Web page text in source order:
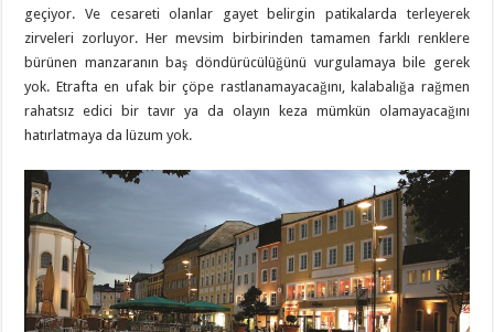
geçiyor. Ve cesareti olanlar gayet belirgin patikalarda terleyerek
zirveleri zorluyor. Her mevsim birbirinden tamamen farklı renklere
bürünen manzaranın baş döndürücülüğünü vurgulamaya bile gerek
yok. Etrafta en ufak bir çöpe rastlanamayacağını, kalabalığa rağmen
rahatsız edici bir tavır ya da olayın keza mümkün olamayacağını
hatırlatmaya da lüzum yok.